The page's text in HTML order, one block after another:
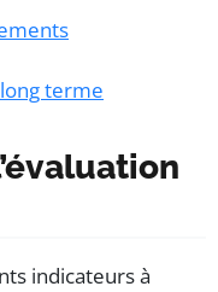
terme
indicateurs à